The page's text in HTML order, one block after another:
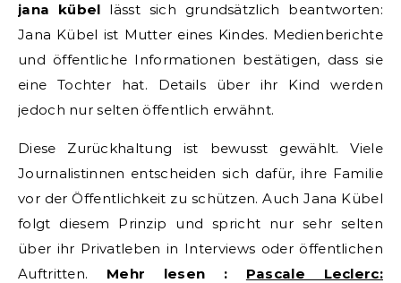
jana kübel lässt sich grundsätzlich beantworten:
Jana Kübel ist Mutter eines Kindes. Medienberichte
und öffentliche Informationen bestätigen, dass sie
eine Tochter hat. Details über ihr Kind werden
jedoch nur selten öffentlich erwähnt.
Diese Zurückhaltung ist bewusst gewählt. Viele
Journalistinnen entscheiden sich dafür, ihre Familie
vor der Öffentlichkeit zu schützen. Auch Jana Kübel
folgt diesem Prinzip und spricht nur sehr selten
über ihr Privatleben in Interviews oder öffentlichen
Auftritten. Mehr lesen : Pascale Leclerc: